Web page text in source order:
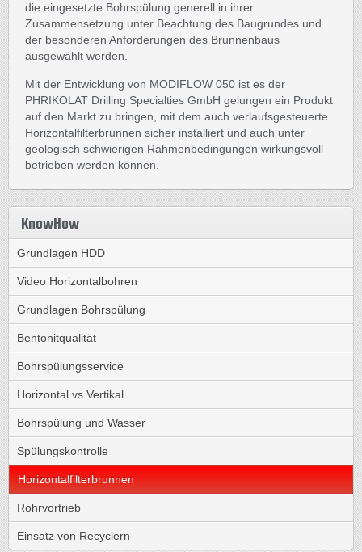
die eingesetzte Bohrspülung generell in ihrer
Zusammensetzung unter Beachtung des Baugrundes und
der besonderen Anforderungen des Brunnenbaus
ausgewählt werden.
Mit der Entwicklung von MODIFLOW 050 ist es der
PHRIKOLAT Drilling Specialties GmbH gelungen ein Produkt
auf den Markt zu bringen, mit dem auch verlaufsgesteuerte
Horizontalfilterbrunnen sicher installiert und auch unter
geologisch schwierigen Rahmenbedingungen wirkungsvoll
betrieben werden können.
KnowHow
Grundlagen HDD
Video Horizontalbohren
Grundlagen Bohrspülung
Bentonitqualität
Bohrspülungsservice
Horizontal vs Vertikal
Bohrspülung und Wasser
Spülungskontrolle
Horizontalfilterbrunnen
Rohrvortrieb
Einsatz von Recyclern